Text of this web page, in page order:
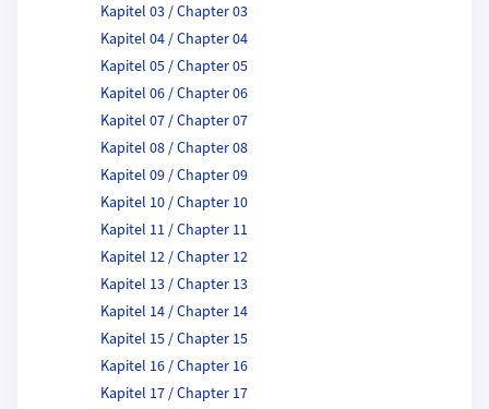
Kapitel 03 / Chapter 03
Kapitel 04 / Chapter 04
Kapitel 05 / Chapter 05
Kapitel 06 / Chapter 06
Kapitel 07 / Chapter 07
Kapitel 08 / Chapter 08
Kapitel 09 / Chapter 09
Kapitel 10 / Chapter 10
Kapitel 11 / Chapter 11
Kapitel 12 / Chapter 12
Kapitel 13 / Chapter 13
Kapitel 14 / Chapter 14
Kapitel 15 / Chapter 15
Kapitel 16 / Chapter 16
Kapitel 17 / Chapter 17